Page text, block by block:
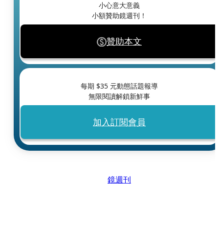
小心意大意義
小額贊助鏡週刊！
贊助本文
每期 $35 元動態話題報導
無限閱讀解鎖新鮮事
加入訂閱會員
鏡週刊